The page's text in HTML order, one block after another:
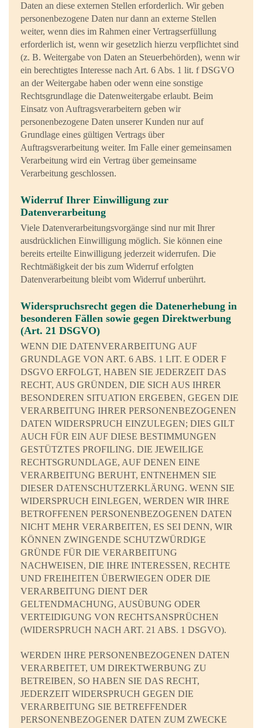
Daten an diese externen Stellen erforderlich. Wir geben
personenbezogene Daten nur dann an externe Stellen
weiter, wenn dies im Rahmen einer Vertragserfüllung
erforderlich ist, wenn wir gesetzlich hierzu verpflichtet sind
(z. B. Weitergabe von Daten an Steuerbehörden), wenn wir
ein berechtigtes Interesse nach Art. 6 Abs. 1 lit. f DSGVO
an der Weitergabe haben oder wenn eine sonstige
Rechtsgrundlage die Datenweitergabe erlaubt. Beim
Einsatz von Auftragsverarbeitern geben wir
personenbezogene Daten unserer Kunden nur auf
Grundlage eines gültigen Vertrags über
Auftragsverarbeitung weiter. Im Falle einer gemeinsamen
Verarbeitung wird ein Vertrag über gemeinsame
Verarbeitung geschlossen.
Widerruf Ihrer Einwilligung zur
Datenverarbeitung
Viele Datenverarbeitungsvorgänge sind nur mit Ihrer
ausdrücklichen Einwilligung möglich. Sie können eine
bereits erteilte Einwilligung jederzeit widerrufen. Die
Rechtmäßigkeit der bis zum Widerruf erfolgten
Datenverarbeitung bleibt vom Widerruf unberührt.
Widerspruchsrecht gegen die Datenerhebung in
besonderen Fällen sowie gegen Direktwerbung
(Art. 21 DSGVO)
WENN DIE DATENVERARBEITUNG AUF
GRUNDLAGE VON ART. 6 ABS. 1 LIT. E ODER F
DSGVO ERFOLGT, HABEN SIE JEDERZEIT DAS
RECHT, AUS GRÜNDEN, DIE SICH AUS IHRER
BESONDEREN SITUATION ERGEBEN, GEGEN DIE
VERARBEITUNG IHRER PERSONENBEZOGENEN
DATEN WIDERSPRUCH EINZULEGEN; DIES GILT
AUCH FÜR EIN AUF DIESE BESTIMMUNGEN
GESTÜTZTES PROFILING. DIE JEWEILIGE
RECHTSGRUNDLAGE, AUF DENEN EINE
VERARBEITUNG BERUHT, ENTNEHMEN SIE
DIESER DATENSCHUTZERKLÄRUNG. WENN SIE
WIDERSPRUCH EINLEGEN, WERDEN WIR IHRE
BETROFFENEN PERSONENBEZOGENEN DATEN
NICHT MEHR VERARBEITEN, ES SEI DENN, WIR
KÖNNEN ZWINGENDE SCHUTZWÜRDIGE
GRÜNDE FÜR DIE VERARBEITUNG
NACHWEISEN, DIE IHRE INTERESSEN, RECHTE
UND FREIHEITEN ÜBERWIEGEN ODER DIE
VERARBEITUNG DIENT DER
GELTENDMACHUNG, AUSÜBUNG ODER
VERTEIDIGUNG VON RECHTSANSPRÜCHEN
(WIDERSPRUCH NACH ART. 21 ABS. 1 DSGVO).
WERDEN IHRE PERSONENBEZOGENEN DATEN
VERARBEITET, UM DIREKTWERBUNG ZU
BETREIBEN, SO HABEN SIE DAS RECHT,
JEDERZEIT WIDERSPRUCH GEGEN DIE
VERARBEITUNG SIE BETREFFENDER
PERSONENBEZOGENER DATEN ZUM ZWECKE